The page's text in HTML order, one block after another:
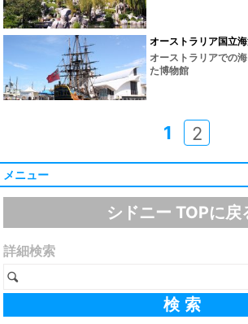
オーストラリア国立
オーストラリアでの
た博物館
1 2
メニュー
シドニー TOPに戻
詳細検索